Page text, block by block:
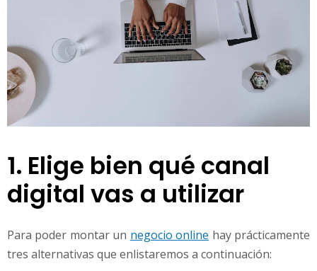
1. Elige bien qué canal
digital vas a utilizar
Para poder montar un negocio online hay prácticamente
tres alternativas que enlistaremos a continuación: